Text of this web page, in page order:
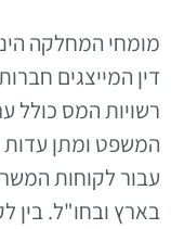
מומחי המחלקה
דין המייצגים
רשויות המס כולל
המשפט ומתן
עבור לקוחות
בארץ ובחו"ל.